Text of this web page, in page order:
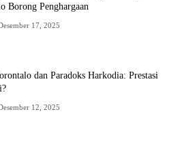
Borong Penghargaan
17, 2025
dan Paradoks Harkodia: Prestasi
12, 2025